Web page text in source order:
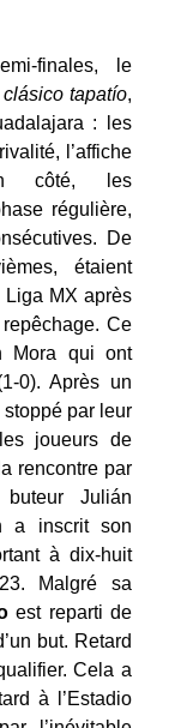
finales, le
clásico tapatío,
: les
l’affiche
côté, les
régulière,
De
étaient
Liga MX après
Ce
Mora qui ont
0). Après un
stoppé par leur
joueurs de
rencontre par
Julián
a inscrit son
à dix-huit
Malgré sa
est reparti de
but. Retard
Cela a
à l’Estadio